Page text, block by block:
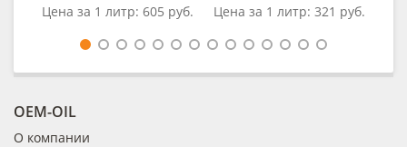
Цена за 1 литр: 605 руб.
Цена за 1 литр: 321 руб.
OEM-OIL
О компании